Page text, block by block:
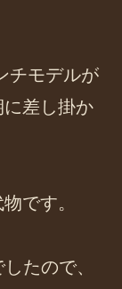
チモデルが
差し掛か
です。
たので、